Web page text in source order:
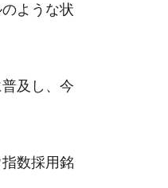
ような状
及し、今
数採用銘